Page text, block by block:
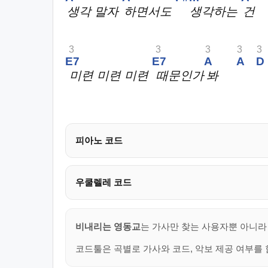
생각 말자 하면서도 생각하는 건
E7
3
미련 미련 미련
E7
3
때문인가
A
3
봐
A
3
D
3
피아노 코드
우쿨렐레 코드
비내리는 영동교는 가사만 찾는 사용자뿐 아니
코드툴은 곡별로 가사와 코드, 악보 제공 여부